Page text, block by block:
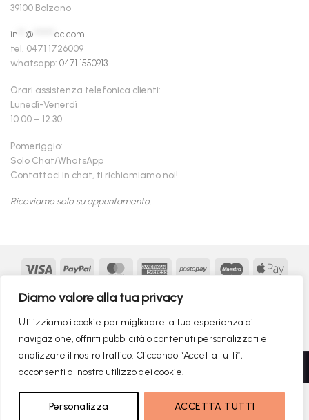
Diamo valore alla tua privacy
Utilizziamo i cookie per migliorare la tua esperienza di
navigazione, offrirti pubblicità o contenuti personalizzati e
analizzare il nostro traffico. Cliccando “Accetta tutti”,
acconsenti al nostro utilizzo dei cookie.
Personalizza ACCETTA TUTTI
39100 Bolzano
in @
ac.com
tel. 0471 1726009
whatsapp: 0471 1550913
Orari assistenza telefonica clienti:
Lunedì-Venerdì
10.00 – 12.30
Pomeriggio:
Solo Chat/WhatsApp
Contattaci in chat, ti richiamiamo noi!
Riceviamo solo su appuntamento.
Visa PayPal MasterCardAmericanPostepay Maestro
Google
MasterCardKlarna
Copyright 2026 © flashmac® - MONOFASE SRL - P.IVA:
02982260214 | produced by
monofase
RICERCHE DI TENDENZAIl prezzo originale era: 699,00€.
339,00
Il prezzo attuale è: 339,00€.
NON DISPONIBILE
Recedere dal contratto qui